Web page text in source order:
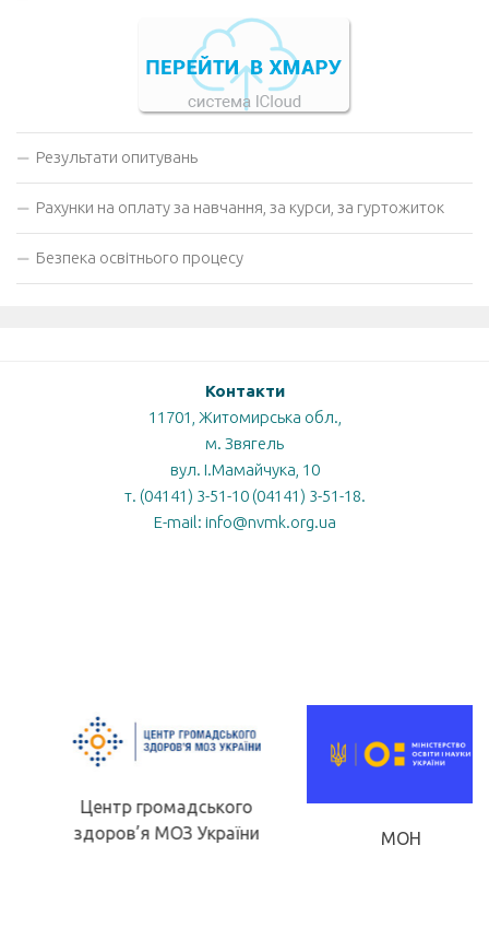
Результати опитувань
Рахунки на оплату за навчання, за курси, за гуртожиток
Безпека освітнього процесу
Контакти
11701, Житомирська обл.,
м. Звягель
вул. І.Мамайчука, 10
т. (04141) 3-51-10 (04141) 3-51-18.
E-mail: info@nvmk.org.ua
Центр громадського
здоров’я МОЗ України